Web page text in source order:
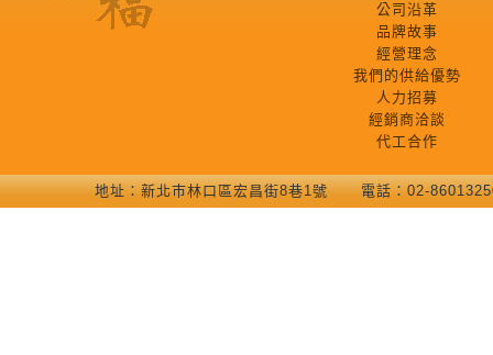
公司沿革
品牌故事
經營理念
我們的供給優勢
人力招募
經銷商洽談
代工合作
地址：新北巿林口區宏昌街8巷1號 電話：02-